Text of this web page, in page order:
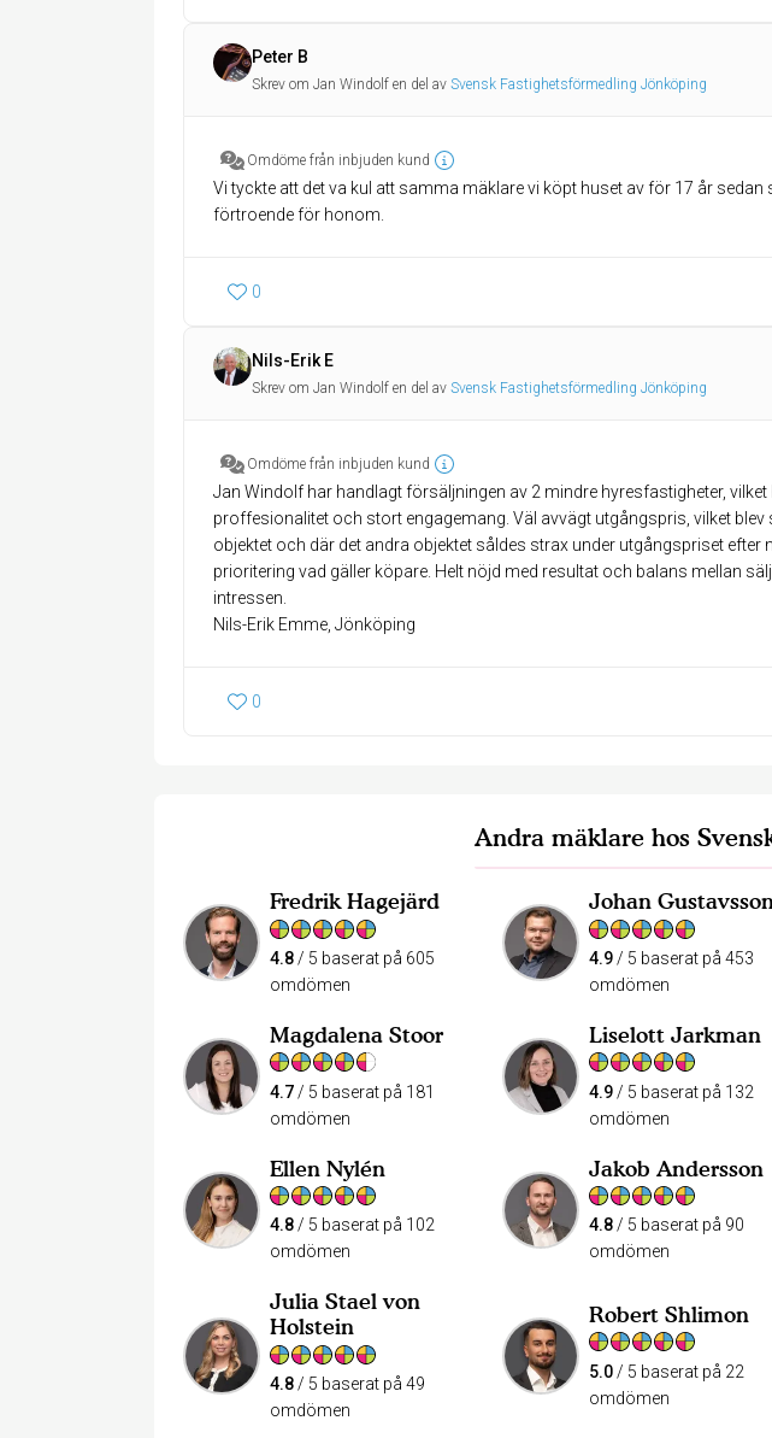
Peter B
Skrev om Jan Windolf en del av Svensk Fastighetsförmedling Jönköping
Omdöme från inbjuden kund
Vi tyckte att det va kul att samma mäklare vi köpt huset av för 17 år sedan
förtroende för honom.
0
Nils-Erik E
Skrev om Jan Windolf en del av Svensk Fastighetsförmedling Jönköping
Omdöme från inbjuden kund
Jan Windolf har handlagt försäljningen av 2 mindre hyresfastigheter,
proffesionalitet och stort engagemang. Väl avvägt utgångspris, vilket blev
objektet och där det andra objektet såldes strax under utgångspriset efter
prioritering vad gäller köpare. Helt nöjd med resultat och balans mellan
intressen.
Nils-Erik Emme, Jönköping
0
Andra mäklare hos
Fredrik Hagejärd
4.8 / 5 baserat på 605
omdömen
Johan Gustavsson
4.9/ 5 baserat på 453
omdömen
Magdalena Stoor
4.7 / 5 baserat på 181
omdömen
Liselott Jarkman
4.9/ 5 baserat på 132
omdömen
Ellen Nylén
4.8/ 5 baserat på 102
omdömen
Jakob Andersson
4.8/ 5 baserat på 90
omdömen
Julia Stael von
Holstein
4.8 / 5 baserat på 49
omdömen
Robert Shlimon
5.0/ 5 baserat på 22
omdömen